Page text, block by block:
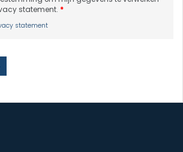
statement. *
statement